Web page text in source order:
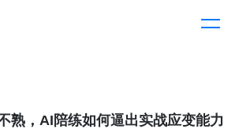
熟，AI陪练如何逼出实战应变能力